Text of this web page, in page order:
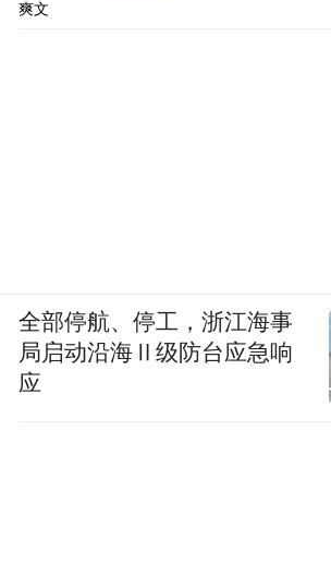
爽文
全部停航、停工，浙江海事
局启动沿海Ⅱ级防台应急响
应